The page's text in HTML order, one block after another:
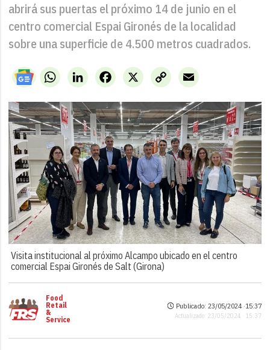
abrirá sus puertas el próximo 14 de junio en el
centro comercial Espai Gironés de la localidad
sobre una superficie de 4.500 metros cuadrados.
WhatsAppLinkedIn X
Facebook
Copy
Link
Email
Visita institucional al próximo Alcampo ubicado en el centro
comercial Espai Gironés de Salt (Girona)
Food
Retail
&
Service
Publicado: 23/05/2024 ·15:37
Actualizado: 23/05/2024 · 15:37